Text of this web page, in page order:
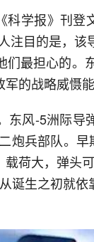
科学报》刊
注目的是，该
最担心的。
的战略威慑
东风-5洲际导
炮兵部队。
荷大，弹头
诞生之初就